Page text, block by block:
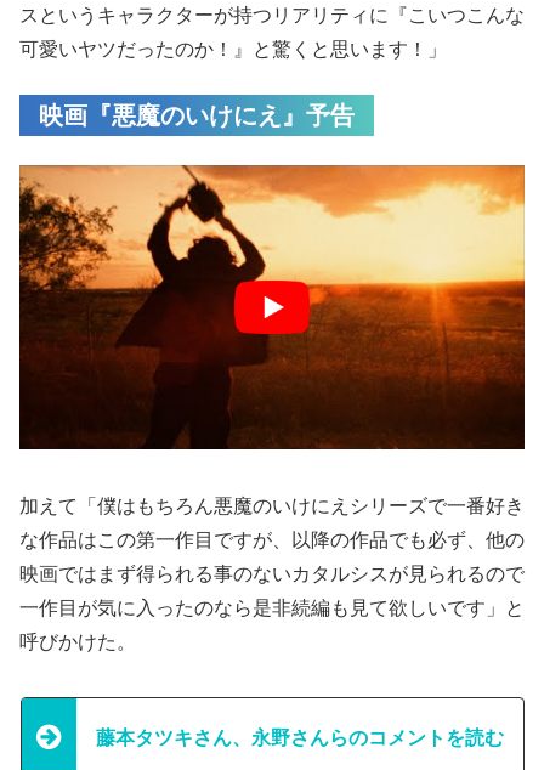
スというキャラクターが持つリアリティに『こいつこんな
可愛いヤツだったのか！』と驚くと思います！」
映画『悪魔のいけにえ』予告
加えて「僕はもちろん悪魔のいけにえシリーズで一番好き
な作品はこの第一作目ですが、以降の作品でも必ず、他の
映画ではまず得られる事のないカタルシスが見られるので
一作目が気に入ったのなら是非続編も見て欲しいです」と
呼びかけた。
藤本タツキさん、永野さんらのコメントを読む